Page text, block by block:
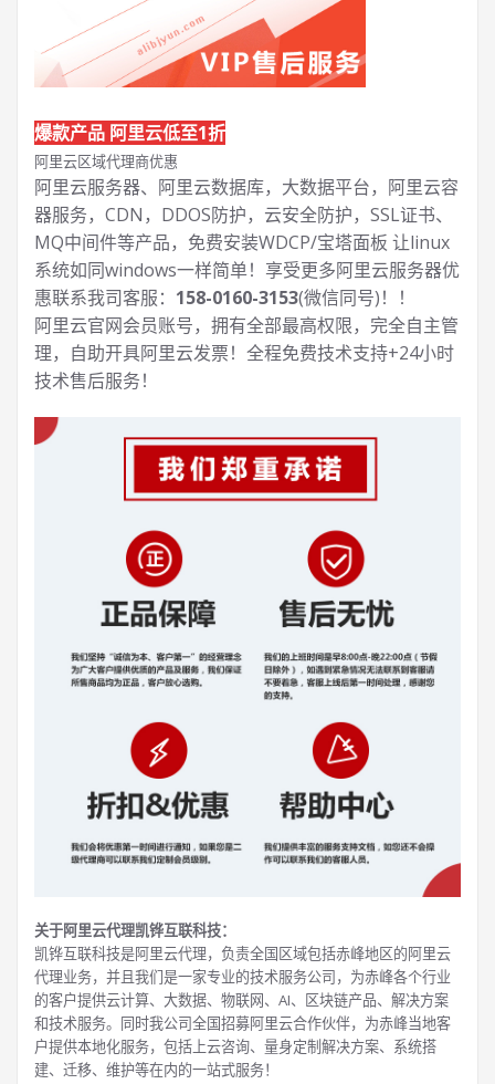
爆款产品 阿里云低至1折
阿里云区域代理商优惠
阿里云服务器、阿里云数据库，大数据平台，阿里云容
器服务，CDN，DDOS防护，云安全防护，SSL证书、
MQ中间件等产品，免费安装WDCP/宝塔面板 让linux
系统如同windows一样简单！享受更多阿里云服务器优
惠联系我司客服： 158-0160-3153(微信同号)！！
阿里云官网会员账号，拥有全部最高权限，完全自主管
理，自助开具阿里云发票！全程免费技术支持+24小时
技术售后服务！
关于阿里云代理凯铧互联科技：
凯铧互联科技是阿里云代理，负责全国区域包括赤峰地区的阿里云
代理业务，并且我们是一家专业的技术服务公司，为赤峰各个行业
的客户提供云计算、大数据、物联网、AI、区块链产品、解决方案
和技术服务。同时我公司全国招募阿里云合作伙伴，为赤峰当地客
户提供本地化服务，包括上云咨询、量身定制解决方案、系统搭
建、迁移、维护等在内的一站式服务！